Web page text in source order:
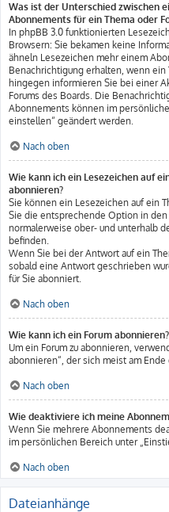
Was ist der Unterschied zwischen
Abonnements für ein Thema oder
In phpBB 3.0 funktionierten
Browsern: Sie bekamen keine
ähneln Lesezeichen mehr einem
Benachrichtigung erhalten, wenn
hingegen informieren Sie bei einer
Forums des Boards. Die
Abonnements können im
einstellen“ geändert werden.
Nach oben
Wie kann ich ein Lesezeichen auf
abonnieren?
Sie können ein Lesezeichen auf ein
Sie die entsprechende Option in
normalerweise ober- und unterhalb
befinden.
Wenn Sie bei der Antwort auf ein
sobald eine Antwort geschrieben
für Sie abonniert.
Nach oben
Wie kann ich ein Forum abonnieren?
Um ein Forum zu abonnieren,
abonnieren“, der sich meist am
Nach oben
Wie deaktiviere ich meine
Wenn Sie mehrere Abonnements
im persönlichen Bereich unter
Nach oben
Dateianhänge